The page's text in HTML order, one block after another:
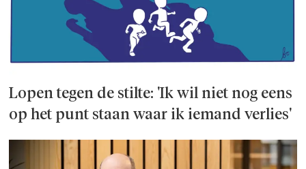
Lopen tegen de stilte: 'Ik wil niet nog eens
op het punt staan waar ik iemand verlies'